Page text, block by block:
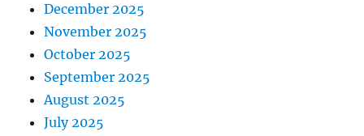
December 2025
November 2025
October 2025
September 2025
August 2025
July 2025